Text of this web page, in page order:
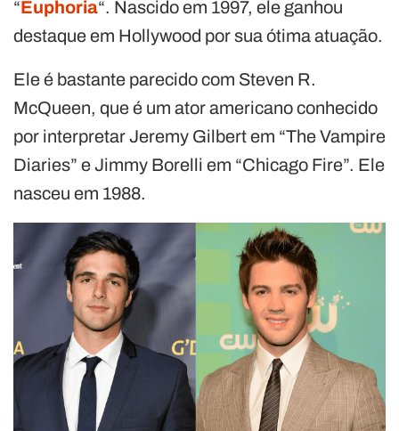
“Euphoria“. Nascido em 1997, ele ganhou
destaque em Hollywood por sua ótima atuação.
Ele é bastante parecido com Steven R.
McQueen, que é um ator americano conhecido
por interpretar Jeremy Gilbert em “The Vampire
Diaries” e Jimmy Borelli em “Chicago Fire”. Ele
nasceu em 1988.